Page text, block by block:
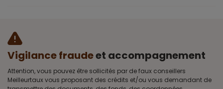
Vigilance fraudeet accompagnement
Attention, vous pouvez être sollicités par de faux conseillers
Meilleurtaux vous proposant des crédits et/ou vous demandant de